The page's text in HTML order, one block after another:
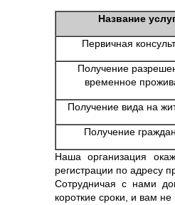
Название
Первичная
Получение
временное
Получение вида на
Получение
Наша организация
регистрации по адресу
Сотрудничая с нами
короткие сроки, и вам не